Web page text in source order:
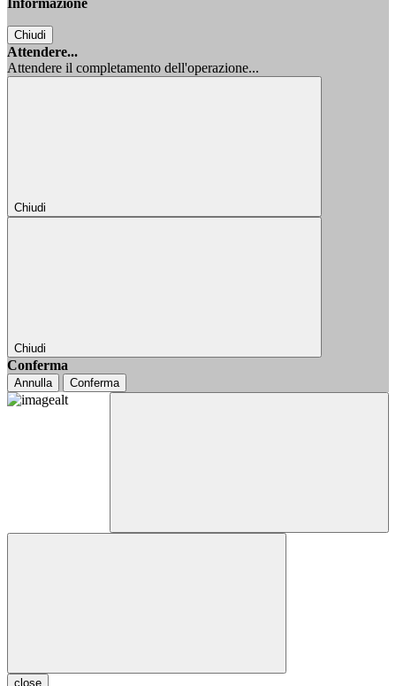
Informazione
Chiudi
Attendere...
Attendere il completamento dell'operazione...
Chiudi
Chiudi
Conferma
Annulla Conferma
close